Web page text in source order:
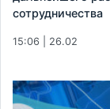
сотрудничества
15:06 | 26.02